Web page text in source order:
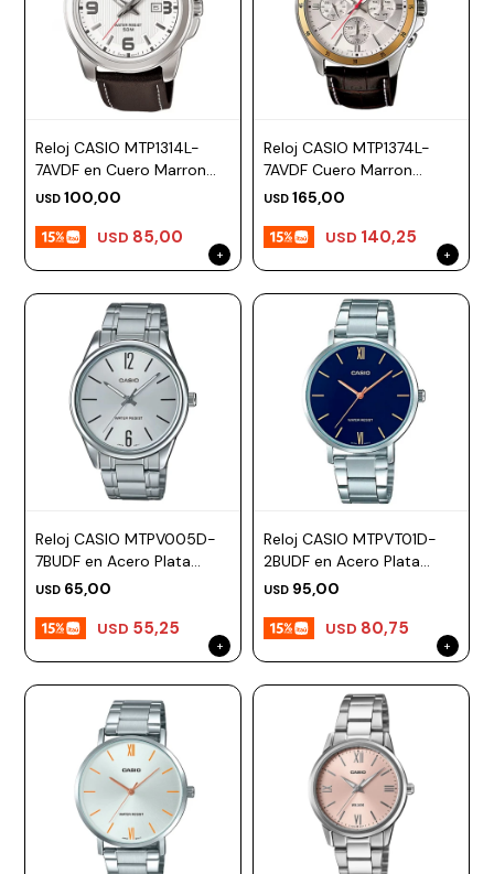
Reloj CASIO MTP1314L-
7AVDF en Cuero Marron
Esfera 45mm
USD 100,00
USD 85,00
Reloj CASIO MTP1374L-
7AVDF Cuero Marron
Esfera 44mm
USD 165,00
USD 140,25
Reloj CASIO MTPV005D-
7BUDF en Acero Plata
Esfera 47mm
USD 65,00
USD 55,25
Reloj CASIO MTPVT01D-
2BUDF en Acero Plata
Esfera 46mm
USD 95,00
USD 80,75